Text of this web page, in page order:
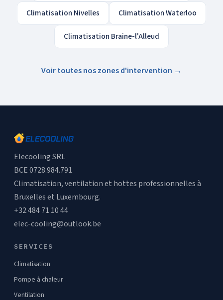
Climatisation Nivelles Climatisation Waterloo
Climatisation Braine-l'Alleud
Voir toutes nos zones d'intervention →
Elecooling SRL
BCE 0728.984.791
Climatisation, ventilation et hottes professionnelles à
Bruxelles et Luxembourg.
+32 484 71 10 44
elec-cooling@outlook.be
SERVICES
Climatisation
Pompe à chaleur
Ventilation